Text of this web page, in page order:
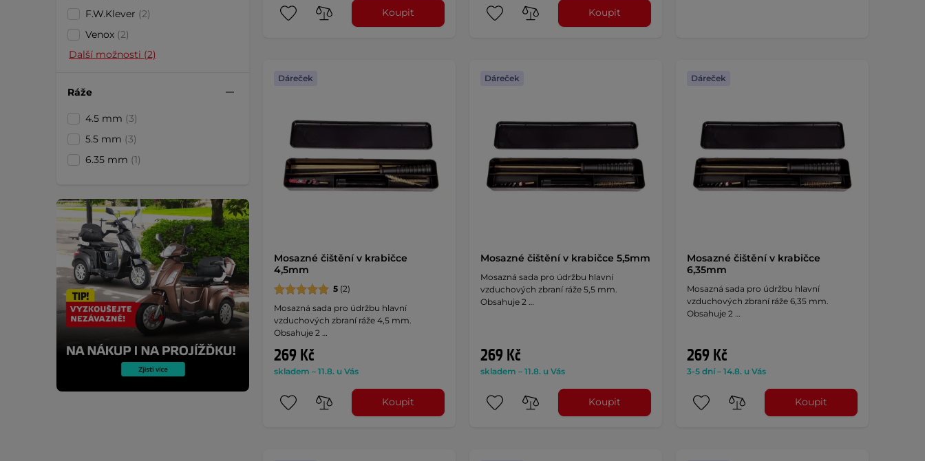
F.W.Klever (2)
Venox (2)
Další možnosti (2)
Ráže
4.5 mm (3)
5.5 mm (3)
6.35 mm (1)
Koupit Koupit
Dáreček
Mosazné čištění v krabičce
4,5mm
5 (2)
Mosazná sada pro údržbu hlavní
vzduchových zbraní ráže 4,5 mm.
Obsahuje 2 …
269 Kč
skladem – 11.8. u Vás
Koupit
Dáreček
Mosazné čištění v krabičce 5,5mm
Mosazná sada pro údržbu hlavní
vzduchových zbraní ráže 5,5 mm.
Obsahuje 2 …
269 Kč
skladem – 11.8. u Vás
Koupit
Dáreček
Mosazné čištění v krabičce
6,35mm
Mosazná sada pro údržbu hlavní
vzduchových zbraní ráže 6,35 mm.
Obsahuje 2 …
269 Kč
3-5 dní – 14.8. u Vás
Koupit